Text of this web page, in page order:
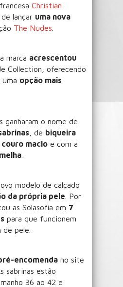
Christian
lançar uma nova
The Nudes
marca acrescentou
Collection, oferecendo
uma opção mais
ganharam o nome de
, de biqueira
couro macio e com a
modelo de calçado
da própria pele . Por
as Solasofia em 7
para que funcionem
pele.
encomenda no site
sabrinas estão
36 ao 42 e